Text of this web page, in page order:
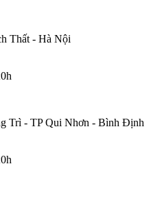
Thất - Hà Nội
Trì - TP Qui Nhơn - Bình Định